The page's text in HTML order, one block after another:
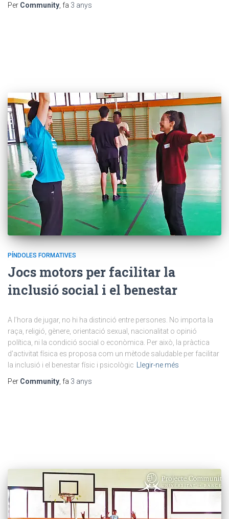
Per Community , fa 3 anys
PÍNDOLES FORMATIVES
Jocs motors per facilitar la
inclusió social i el benestar
A l’hora de jugar, no hi ha distinció entre persones. No importa la
raça, religió, gènere, orientació sexual, nacionalitat o opinió
política, ni la condició social o econòmica. Per això, la pràctica
d’activitat física es proposa com un mètode saludable per facilitar
la inclusió i el benestar físic i psicològic
Llegir-ne més
Per Community , fa 3 anys